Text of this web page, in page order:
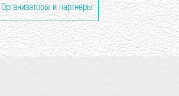
Организаторы и партнеры